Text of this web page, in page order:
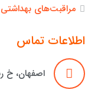
مراقبت‌های
اطلاعات تماس
اصفهان، خ